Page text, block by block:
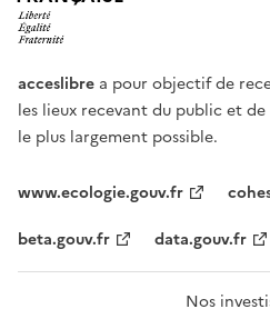
acceslibre a pour objectif de
les lieux recevant du public et
le plus largement possible.
www.ecologie.gouv.fr
beta.gouv.fr
data.gouv.fr
Nos